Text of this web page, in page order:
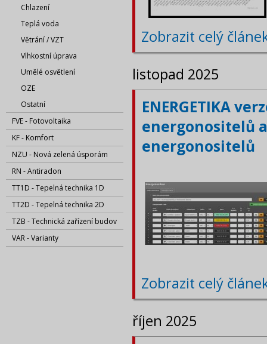
Chlazení
Teplá voda
Větrání / VZT
Vlhkostní úprava
Umělé osvětlení
OZE
Ostatní
FVE - Fotovoltaika
KF - Komfort
NZU - Nová zelená úsporám
RN - Antiradon
TT1D - Tepelná technika 1D
TT2D - Tepelná technika 2D
TZB - Technická zařízení budov
VAR - Varianty
Zobrazit celý
listopad 2025
ENERGETIKA
energonositelů
energonositelů
Zobrazit celý
říjen 2025